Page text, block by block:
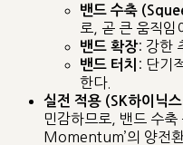
밴드 수축
로, 곧 큰 움직임
밴드 확장: 강한
밴드 터치 : 단기
한다.
실전 적용 (SK하이닉
민감하므로, 밴드 수축
Momentum’의 양전